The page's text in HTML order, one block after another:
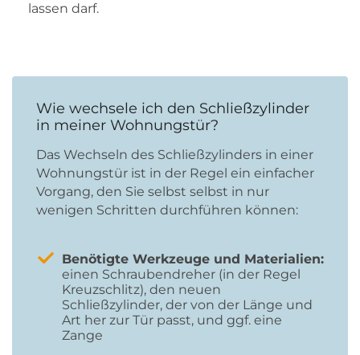
lassen darf.
Wie wechsele ich den Schließzylinder
in meiner Wohnungstür?
Das Wechseln des Schließzylinders in einer
Wohnungstür ist in der Regel ein einfacher
Vorgang, den Sie selbst selbst in nur
wenigen Schritten durchführen können:
Benötigte Werkzeuge und Materialien:
einen Schraubendreher (in der Regel
Kreuzschlitz), den neuen
Schließzylinder, der von der Länge und
Art her zur Tür passt, und ggf. eine
Zange